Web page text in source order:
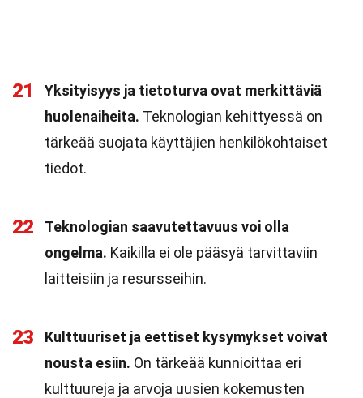
21
Yksityisyys ja tietoturva ovat merkittäviä
huolenaiheita. Teknologian kehittyessä on
tärkeää suojata käyttäjien henkilökohtaiset
tiedot.
22
Teknologian saavutettavuus voi olla
ongelma. Kaikilla ei ole pääsyä tarvittaviin
laitteisiin ja resursseihin.
23
Kulttuuriset ja eettiset kysymykset voivat
nousta esiin. On tärkeää kunnioittaa eri
kulttuureja ja arvoja uusien kokemusten